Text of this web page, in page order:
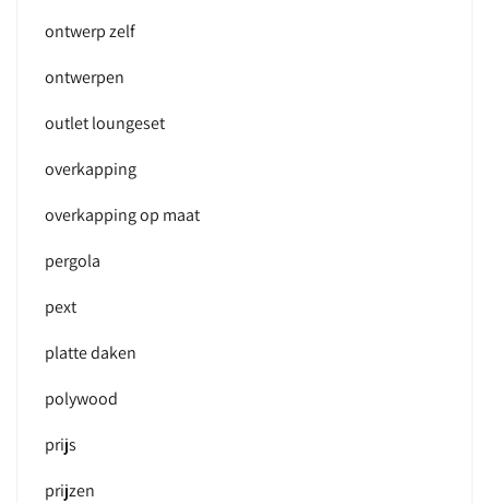
ontwerp zelf
ontwerpen
outlet loungeset
overkapping
overkapping op maat
pergola
pext
platte daken
polywood
prijs
prijzen